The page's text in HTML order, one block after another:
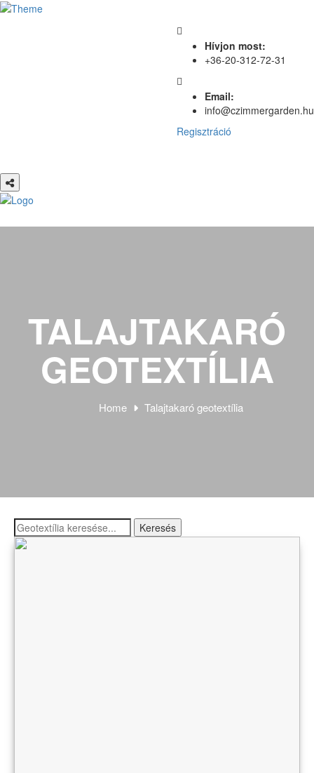
Hívjon most:
+36-20-312-72-31
Email:
info@czimmergarden.hu
Regisztráció
TALAJTAKARÓ
GEOTEXTÍLIA
Home Talajtakaró geotextília
Keresés